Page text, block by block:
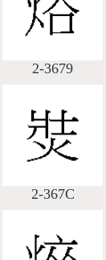
2-3679
2-367C